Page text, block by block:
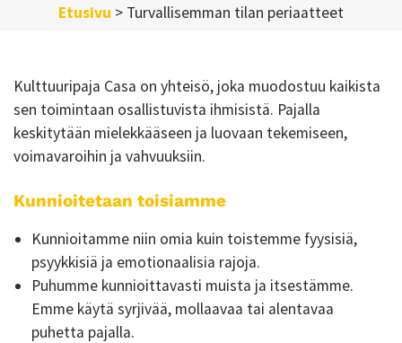
Etusivu > Turvallisemman tilan periaatteet
Kulttuuripaja Casa on yhteisö, joka muodostuu kaikista
sen toimintaan osallistuvista ihmisistä. Pajalla
keskitytään mielekkääseen ja luovaan tekemiseen,
voimavaroihin ja vahvuuksiin.
Kunnioitetaan toisiamme
Kunnioitamme niin omia kuin toistemme fyysisiä,
psyykkisiä ja emotionaalisia rajoja.
Puhumme kunnioittavasti muista ja itsestämme.
Emme käytä syrjivää, mollaavaa tai alentavaa
puhetta pajalla.